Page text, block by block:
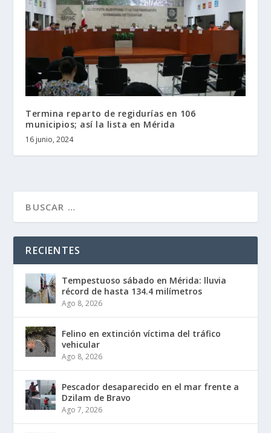
Termina reparto de regidurías en 106
municipios; así la lista en Mérida
16 junio, 2024
RECIENTES
Tempestuoso sábado en Mérida: lluvia
récord de hasta 134.4 milímetros
Ago 8, 2026
Felino en extinción víctima del tráfico
vehicular
Ago 8, 2026
Pescador desaparecido en el mar frente a
Dzilam de Bravo
Ago 7, 2026